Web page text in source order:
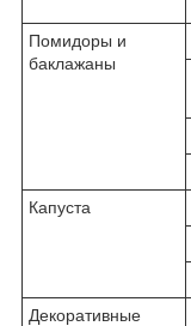
Помидоры и
баклажаны
Капуста
Декоративные